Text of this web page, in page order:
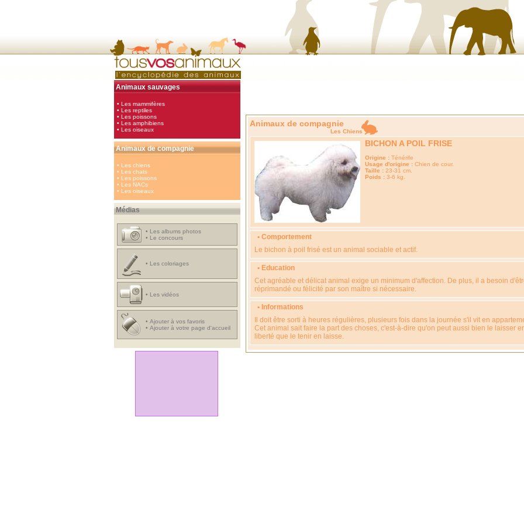
Animaux sauvages
• Les mammifères
• Les reptiles
• Les poissons
• Les amphibiens
• Les oiseaux
Animaux de compagnie
• Les chiens
• Les chats
• Les poissons
• Les NACs
• Les oiseaux
Médias
• Les albums photos
• Le concours
• Les coloriages
• Les vidéos
• Ajouter à vos favoris
• Ajouter à votre page d'accueil
Animaux de compagnie
Les Chiens
BICHON A POIL FRISE
Origine : Ténérife
Usage d'origine : Chien de cour.
Taille : 23-31 cm.
Poids : 3-6 kg.
• Comportement
Le bichon à poil frisé est un animal sociable et actif.
• Education
Cet agréable et délicat animal exige un minimum d'affection. De plus, il a besoin
réprimandé ou félicité par son maître si nécessaire.
• Informations
Il doit être sorti à heures régulières, plusieurs fois dans la journée s'il vit en
Cet animal sait faire la part des choses, c'est-à-dire qu'on peut aussi bien le laisser
liberté que le tenir en laisse.